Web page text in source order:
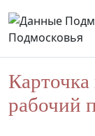
Подмосковья
рабочий